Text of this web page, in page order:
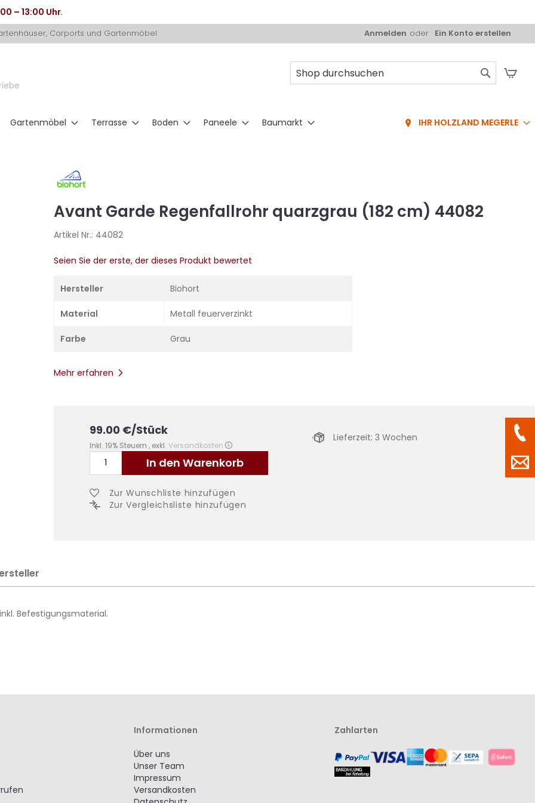
– 13:00 Uhr.
Carports und Gartenmöbel Anmelden Ein Konto erstellen
Gartenmöbel Terrasse Boden Paneele Baumarkt IHR HOLZLAND MEGERLE
Avant Garde Regenfallrohr quarzgrau (182 cm) 44082
Artikel Nr.: 44082
Seien Sie der erste, der dieses Produkt bewertet
Hersteller Biohort
Material Metall feuerverzinkt
Farbe Grau
Mehr erfahren
99.00 €/Stück
Inkl. 19% Steuern , exkl. Versandkosten
In den Warenkorb
Lieferzeit: 3 Wochen
Zur Wunschliste hinzufügen
Zur Vergleichsliste hinzufügen
Befestigungsmaterial.
Informationen
Über uns
Unser Team
Impressum
Versandkosten
Zahlarten